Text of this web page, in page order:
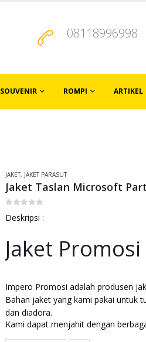
08118996998
SOUVENIR ROMPI ARTIKEL
JAKET, JAKET PARASUT
Jaket Taslan Microsoft
Deskripsi :
Jaket Promosi
Impero Promosi adalah produsen
Bahan jaket yang kami pakai untuk
dan diadora.
Kami dapat menjahit dengan